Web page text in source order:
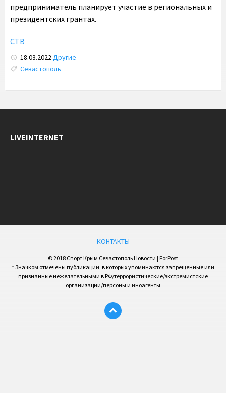
предприниматель планирует участие в региональных и
президентских грантах.
СТВ
18.03.2022Другие
Tags:
Севастополь
LIVEINTERNET
КОНТАКТЫ
© 2018 Спорт Крым Севастополь Новости | ForPost
* Значком отмечены публикации, в которых упоминаются запрещенные или
признанные нежелательными в РФ/террористические/экстремистские
организации/персоны и иноагенты